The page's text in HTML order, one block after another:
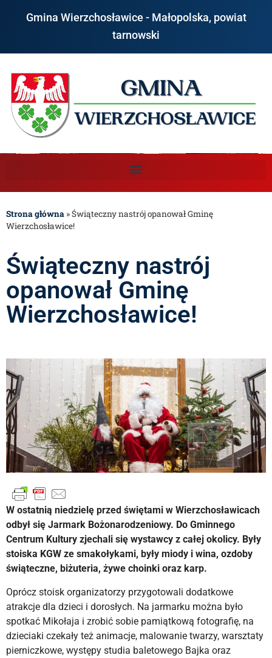
Gmina Wierzchosławice - Małopolska, powiat
tarnowski
Strona główna »Świąteczny nastrój opanował Gminę
Wierzchosławice!
Świąteczny nastrój
opanował Gminę
Wierzchosławice!
W ostatnią niedzielę przed świętami w Wierzchosławicach
odbył się Jarmark Bożonarodzeniowy. Do Gminnego
Centrum Kultury zjechali się wystawcy z całej okolicy. Były
stoiska KGW ze smakołykami, były miody i wina, ozdoby
świąteczne, biżuteria, żywe choinki oraz karp.
Oprócz stoisk organizatorzy przygotowali dodatkowe
atrakcje dla dzieci i dorosłych. Na jarmarku można było
spotkać Mikołaja i zrobić sobie pamiątkową fotografię, na
dzieciaki czekały też animacje, malowanie twarzy, warsztaty
pierniczkowe, występy studia baletowego Bajka oraz